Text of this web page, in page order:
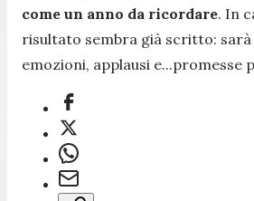
come un anno da ricordare. In
risultato sembra già scritto:
emozioni, applausi e...promesse